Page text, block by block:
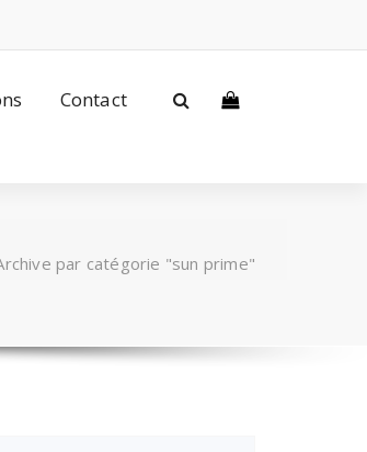
Contact
par catégorie "sun prime"